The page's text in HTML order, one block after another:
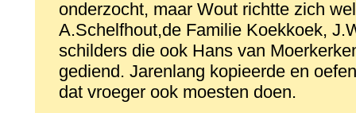
onderzocht, maar Wout richtte zich
A.Schelfhout,de Familie Koekkoek,
schilders die ook Hans van
gediend. Jarenlang kopieerde en
dat vroeger ook moesten doen.